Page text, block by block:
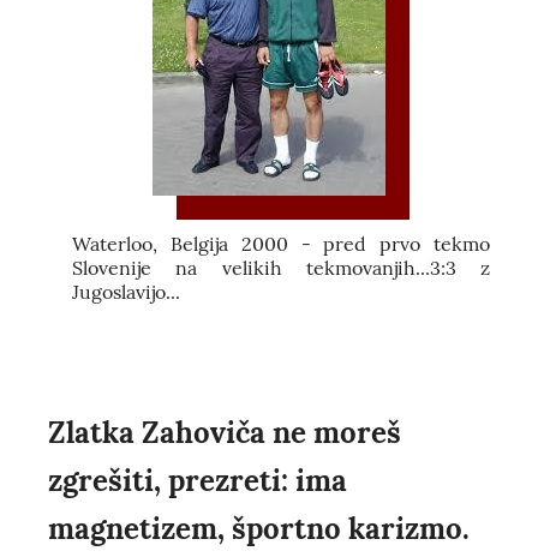
Waterloo, Belgija 2000 - pred prvo tekmo
Slovenije na velikih tekmovanjih...3:3 z
Jugoslavijo...
Zlatka Zahoviča ne moreš
zgrešiti, prezreti: ima
magnetizem, športno karizmo.